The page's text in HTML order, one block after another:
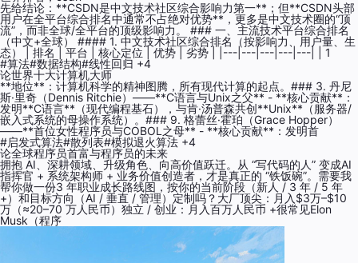
先给结论：**CSDN是中文技术社区综合影响力第一**；但**CSDN头部
用户在全平台综合排名中通常不占绝对优势**，更多是中文技术圈的“顶
流”，而非全球/全平台的顶级影响力。 ### 一、主流技术平台综合排名
（中文+全球） #### 1. 中文技术社区综合排名（按影响力、用户量、生
态） | 排名 | 平台 | 核心定位 | 优势 | 劣势 | |---|---|---|---|---| | 1
#算法#数据结构#线性回归 +4
论世界十大计算机大师
**地位**：计算机科学的精神图腾，所有现代计算的起点。### 3. 丹尼
斯·里奇（Dennis Ritchie）——**C语言与Unix之父** - **核心贡献**：
发明**C语言**（现代编程基石），与肯·汤普森共创**Unix**（服务器/
嵌入式系统的母操作系统）。### 9. 格蕾丝·霍珀（Grace Hopper）
——**首位女性程序员与COBOL之母** - **核心贡献**：发明首
#启发式算法#散列表#模拟退火算法 +4
论全球程序员首富与程序员的未来
拥抱 AI、深耕领域、升级角色、向高价值跃迁。从 “写代码的人” 变成AI
指挥官 + 系统架构师 + 业务价值创造者，才是真正的 “铁饭碗”。需要我
帮你做一份3 年职业成长路线图，按你的当前阶段（新人 / 3 年 / 5 年
+）和目标方向（AI / 垂直 / 管理）定制吗？大厂顶尖：月入$3万–$10
万（≈20–70 万人民币）独立 / 创业：月入百万人民币 +很常见Elon
Musk（程序